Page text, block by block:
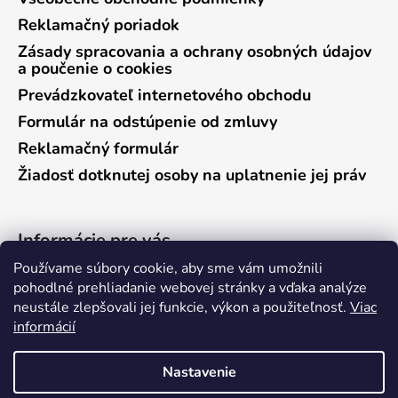
Používame súbory cookie, aby sme vám umožnili
pohodlné prehliadanie webovej stránky a vďaka analýze
neustále zlepšovali jej funkcie, výkon a použiteľnosť. Viac
informácií
Nastavenie
Reklamačný poriadok
Zásady spracovania a ochrany osobných údajov
a poučenie o cookies
Prevádzkovateľ internetového obchodu
Formulár na odstúpenie od zmluvy
Reklamačný formulár
Žiadosť dotknutej osoby na uplatnenie jej práv
Informácie pre vás
Predajňa Vráble
Predajňa Pieštany
Ako nakupovať